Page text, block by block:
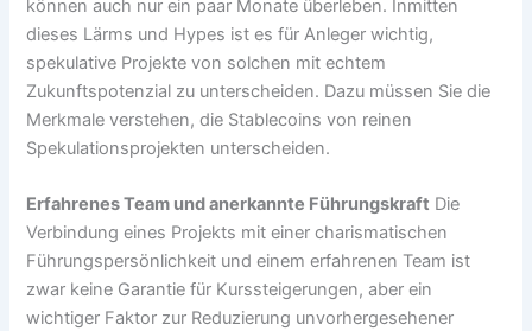
können auch nur ein paar Monate überleben. Inmitten
dieses Lärms und Hypes ist es für Anleger wichtig,
spekulative Projekte von solchen mit echtem
Zukunftspotenzial zu unterscheiden. Dazu müssen Sie die
Merkmale verstehen, die Stablecoins von reinen
Spekulationsprojekten unterscheiden.
Erfahrenes Team und anerkannte Führungskraft Die
Verbindung eines Projekts mit einer charismatischen
Führungspersönlichkeit und einem erfahrenen Team ist
zwar keine Garantie für Kurssteigerungen, aber ein
wichtiger Faktor zur Reduzierung unvorhergesehener